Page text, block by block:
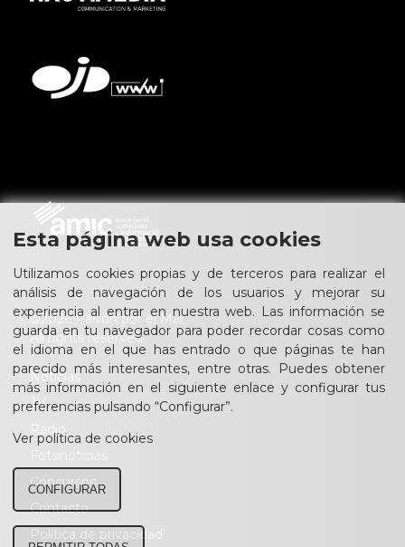
©2026 Pasión por el Mar.
All rights reserved.
Noticias
TV
Radio
Fotonoticias
Concursos
Contacto
Política de privacidad
Esta página web usa cookies
Utilizamos cookies propias y de terceros para realizar el
análisis de navegación de los usuarios y mejorar su
experiencia al entrar en nuestra web. Las información se
guarda en tu navegador para poder recordar cosas como
el idioma en el que has entrado o que páginas te han
parecido más interesantes, entre otras. Puedes obtener
más información en el siguiente enlace y configurar tus
preferencias pulsando “Configurar”.
Ver política de cookies
CONFIGURAR